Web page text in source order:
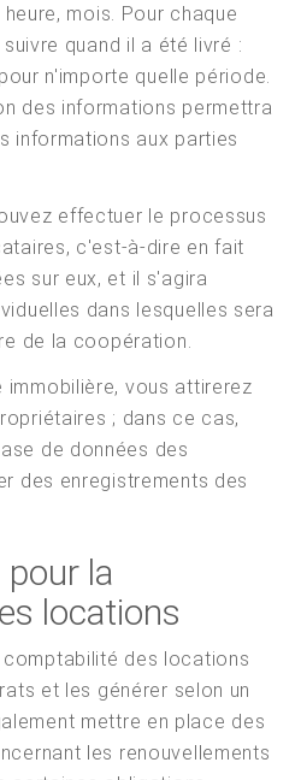
mois. Pour chaque
quand il a été livré :
n'importe quelle période.
des informations permettra
informations aux parties
effectuer le processus
c'est-à-dire en fait
sur eux, et il s'agira
dans lesquelles sera
de la coopération.
immobilière, vous attirerez
; dans ce cas,
de données des
des enregistrements des
la
locations
comptabilité des locations
et les générer selon un
mettre en place des
les renouvellements